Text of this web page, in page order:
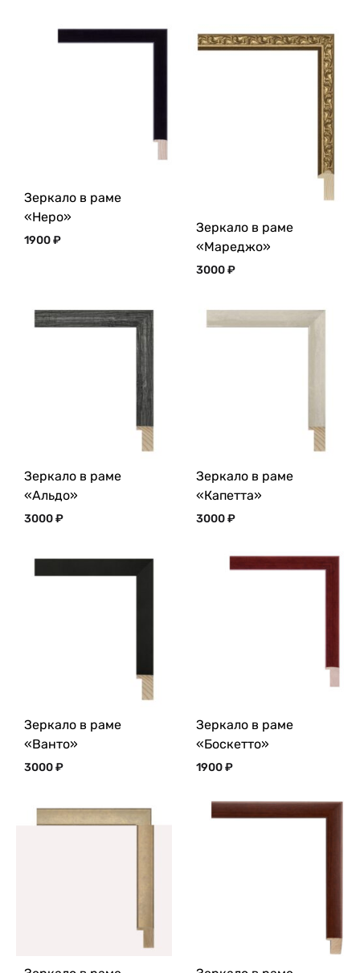
Зеркало в раме
«Неро»
1900₽
Зеркало в раме
«Мареджо»
3000₽
Зеркало в раме
«Альдо»
3000₽
Зеркало в раме
«Капетта»
3000₽
Зеркало в раме
«Ванто»
3000₽
Зеркало в раме
«Боскетто»
1900₽